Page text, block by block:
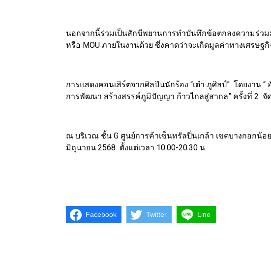
นอกจากนี้ร่วมเป็นสักขีพยานการทำบันทึกข้อตกลงความร่วม
หรือ MOU ภายในงานด้วย ซึ่งคาดว่าจะเกิดมูลค่าทางเศรษฐ
การแสดงคอนเสิร์ตจากศิลปินนักร้อง “เต๋า ภูศิลป์” โดยงาน
การพัฒนา สร้างสรรค์ภูมิปัญญา ก้าวไกลสู่สากล” ครั้งที่ 2 จั
ณ บริเวณ ชั้น G ศูนย์การค้าเซ็นทรัลปิ่นเกล้า เขตบางกอกน้อ
มิถุนายน 2568 ตั้งแต่เวลา 10.00-20.30 น.
Facebook Twitter Line